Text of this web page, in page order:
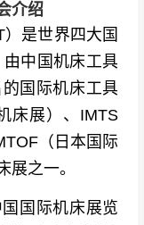
介绍
是世界四大国
中国机床工具
国际机床工具
床展）、IMTS
（日本国际
展之一。
国际机床展览